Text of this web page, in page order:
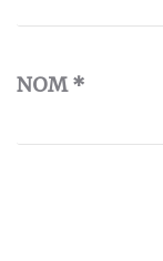
NOM*